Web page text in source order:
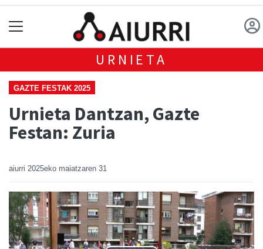
URNIETA
GAZTE FESTAK 2025
Urnieta Dantzan, Gazte
Festan: Zuria
aiurri 2025eko maiatzaren 31